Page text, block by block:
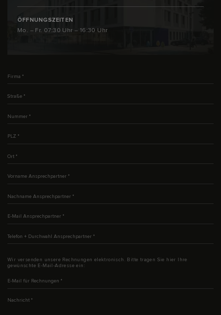
ÖFFNUNGSZEITEN
Mo. – Fr. 07:30 Uhr – 16:30 Uhr
Wir versenden unsere Rechnungen elektronisch. Bitte tragen Sie hier Ihre
gewünschte E-Mail-Adresse ein: